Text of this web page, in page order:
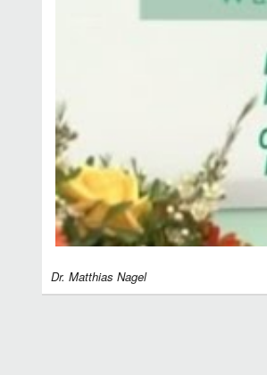
Dr. Matthias Nagel